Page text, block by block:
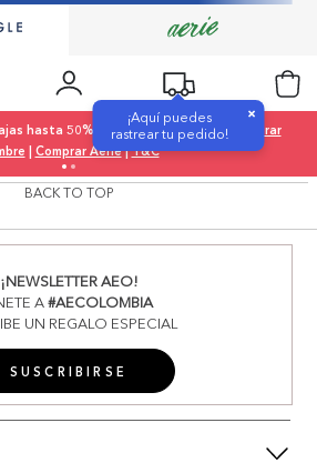
¡Aquí puedes
rastrear tu pedido!
×
hasta 50% OFF |Comprar Mujer|
Comprar
| Comprar Aerie|T&C
BACK TO TOP
¡NEWSLETTER AEO!
A#AECOLOMBIA
UN REGALO ESPECIAL
SUSCRIBIRSE